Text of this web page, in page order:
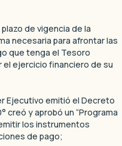
de vigencia de la
necesaria para afrontar las
que tenga el Tesoro
ejercicio financiero de su
Ejecutivo emitió el Decreto
creó y aprobó un “Programa
los instrumentos
de pago;